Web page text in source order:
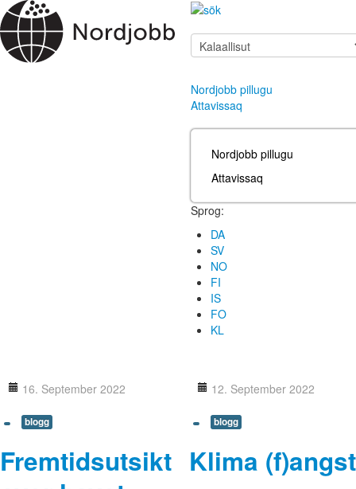
Nordjobb pillugu
Attavissaq
Nordjobb pillugu
Attavissaq
Sprog:
DA
SV
NO
FI
IS
FO
KL
16. September 2022
blogg
Fremtidsutsikt
12. September 2022
blogg
Klima (f)angst